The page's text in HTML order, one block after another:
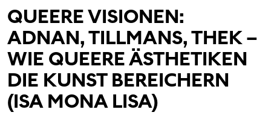
QUEERE VISIONEN:
ADNAN, TILLMANS, THEK –
WIE QUEERE ÄSTHETIKEN
DIE KUNST BEREICHERN
(ISA MONA LISA)